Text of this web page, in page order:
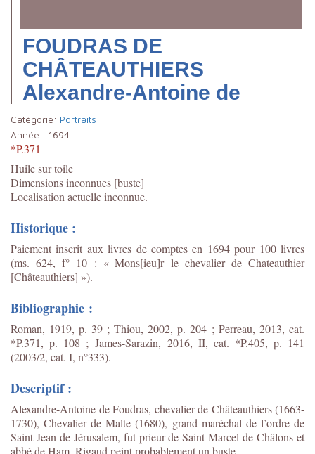
FOUDRAS DE
CHÂTEAUTHIERS
Alexandre-Antoine de
Catégorie: Portraits
Année : 1694
*P.371
Huile sur toile
Dimensions inconnues [buste]
Localisation actuelle inconnue.
Historique :
Paiement inscrit aux livres de comptes en 1694 pour 100 livres
(ms. 624, f° 10 : « Mons[ieu]r le chevalier de Chateauthier
[Châteauthiers] »).
Bibliographie :
Roman, 1919, p. 39 ; Thiou, 2002, p. 204 ; Perreau, 2013, cat.
*P.371, p. 108 ; James-Sarazin, 2016, II, cat. *P.405, p. 141
(2003/2, cat. I, n°333).
Descriptif :
Alexandre-Antoine de Foudras, chevalier de Châteauthiers (1663-
1730), Chevalier de Malte (1680), grand maréchal de l’ordre de
Saint-Jean de Jérusalem, fut prieur de Saint-Marcel de Châlons et
abbé de Ham. Rigaud peint probablement un buste.